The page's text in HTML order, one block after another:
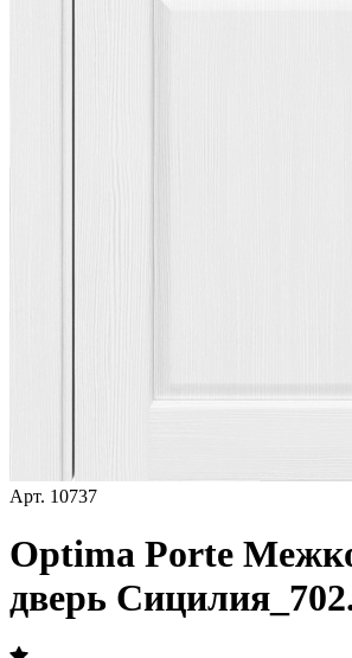
Арт. 10737
Optima Porte
дверь